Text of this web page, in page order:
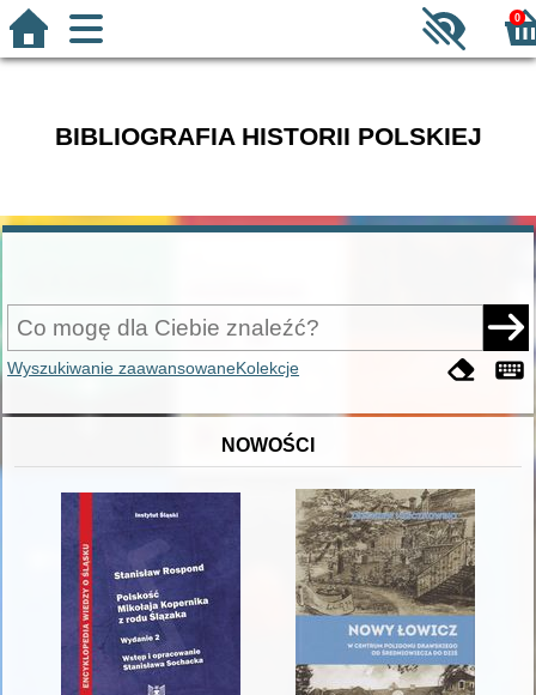
0
BIBLIOGRAFIA HISTORII POLSKIEJ
Wyszukiwanie zaawansowaneKolekcje
NOWOŚCI